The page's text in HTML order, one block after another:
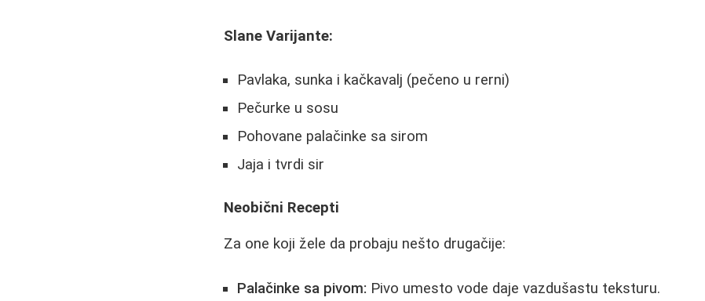
Slane Varijante:
Pavlaka, sunka i kačkavalj (pečeno u rerni)
Pečurke u sosu
Pohovane palačinke sa sirom
Jaja i tvrdi sir
Neobični Recepti
Za one koji žele da probaju nešto drugačije:
Palačinke sa pivom: Pivo umesto vode daje vazdušastu teksturu.